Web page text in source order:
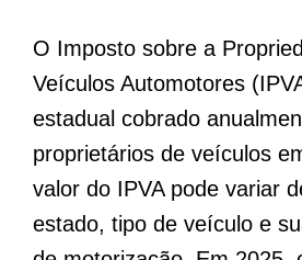
O Imposto sobre a
Veículos Automotores
estadual cobrado
proprietários de veículos
valor do IPVA pode variar
estado, tipo de veículo e